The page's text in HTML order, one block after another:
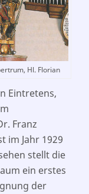
Hl. Florian
Eintretens,
Franz
im Jahr 1929
stellt die
ein erstes
der